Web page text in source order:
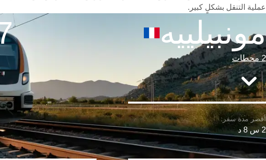
عملية التنقل بشكلٍ كبير.
مونبيلييه
2 محطات
2 س 8 د